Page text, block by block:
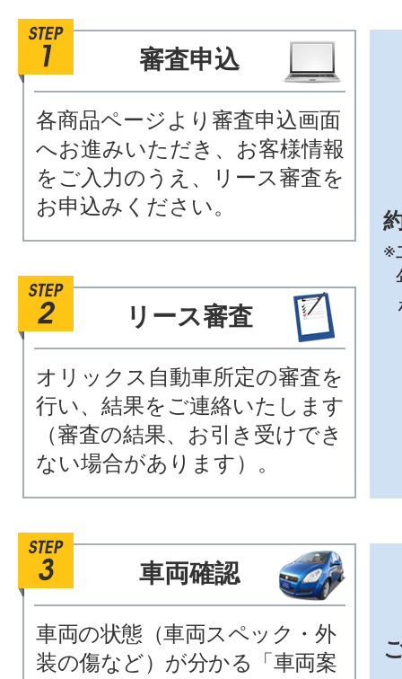
審査申込
各商品ページより審査申込画面
へお進みいただき、お客様情報
をご入力のうえ、リース審査を
お申込みください。
リース審査
オリックス自動車所定の審査を
行い、結果をご連絡いたします
（審査の結果、お引き受けでき
ない場合があります）。
車両確認
車両の状態（車両スペック・外
装の傷など）が分かる「車両案
※